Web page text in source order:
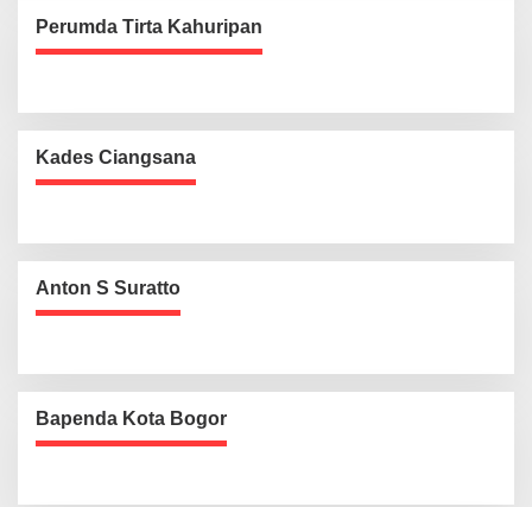
Perumda Tirta Kahuripan
Kades Ciangsana
Anton S Suratto
Bapenda Kota Bogor